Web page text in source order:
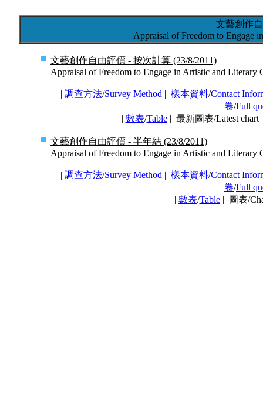
文藝創作
Appraisal of Freedom to Engage
文藝創作自由評價 - 按次計算 (23/8/2011)
Appraisal of Freedom to Engage in Artistic and Literary
| 調查方法/Survey Method | 樣本資料/Contact
卷/Full
| 數表/Table| 最新圖表/Latest
文藝創作自由評價 - 半年結 (23/8/2011)
Appraisal of Freedom to Engage in Artistic and Literary
| 調查方法/Survey Method | 樣本資料/Contact
卷/Full
| 數表/Table| 圖表/